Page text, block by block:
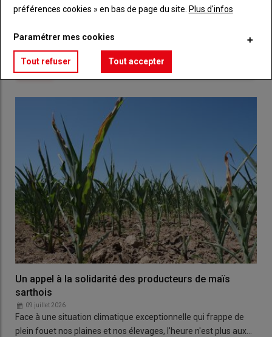
LES PLUS LUS
Un appel à la solidarité des producteurs de maïs
sarthois
09 juillet 2026
Face à une situation climatique exceptionnelle qui frappe de
plein fouet nos plaines et nos élevages, l'heure n'est plus aux…
préférences cookies » en bas de page du site. Plus d'infos
Paramétrer mes cookies
Tout refuser Tout accepter